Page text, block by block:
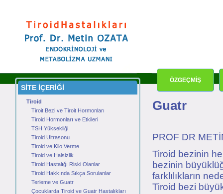
ÖZGEÇMİŞ
SİTE İÇERİĞİ
Tiroid
Tiroit Bezi ve Tiroit Hormonları
Tiroid Hormonları ve Etkileri
TSH Yüksekliği
Tiroid Ultrasonu
Tiroid ve Kilo Verme
Tiroid ve Halsizlik
Tiroid Hastalığı Riski Olanlar
Tiroid Hakkında Sıkça Sorulanlar
Terleme ve Guatr
Çocuklarda Tiroid ve Guatr Hastalıkları
Guatr
PROF DR
Tiroid bezinin
bezinin
farklılıkların
Tiroid bezi